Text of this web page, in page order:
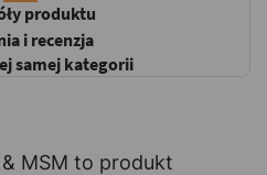
produktu
i recenzja
samej kategorii
MSM to produkt